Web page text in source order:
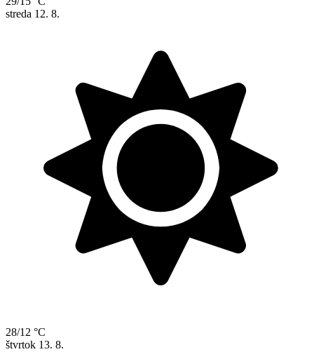
streda 12. 8.
28/12 °C
štvrtok 13. 8.